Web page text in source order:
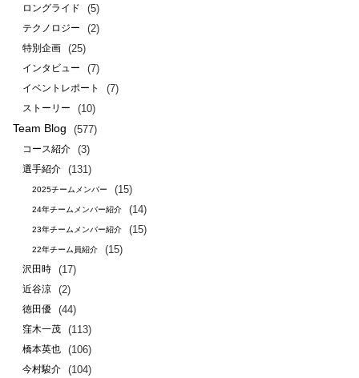
ロングライド (5)
テクノロジー (2)
特別企画 (25)
インタビュー (7)
イベントレポート (7)
ストーリー (10)
Team Blog (577)
コース紹介 (3)
選手紹介 (131)
2025チームメンバー (15)
24年チームメンバー紹介 (14)
23年チームメンバー紹介 (15)
22年チーム員紹介 (15)
沢田時 (17)
近谷涼 (2)
徳田優 (44)
窪木一茂 (113)
橋本英也 (106)
今村駿介 (104)